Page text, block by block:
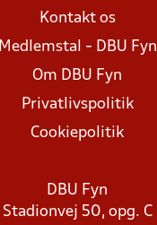
Kontakt os
Medlemstal - DBU Fyn
Om DBU Fyn
Privatlivspolitik
Cookiepolitik
DBU Fyn
Stadionvej 50, opg. C